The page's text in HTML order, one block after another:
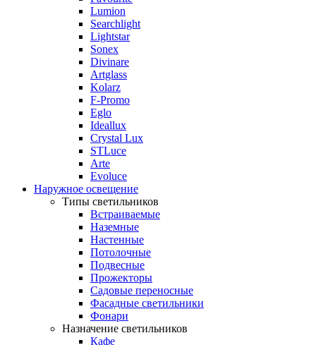
Lumion
Searchlight
Lightstar
Sonex
Divinare
Artglass
Kolarz
F-Promo
Eglo
Ideallux
Crystal Lux
STLuce
Arte
Evoluce
Наружное освещение
Типы светильников
Встраиваемые
Наземные
Настенные
Потолочные
Подвесные
Прожекторы
Садовые переносные
Фасадные светильники
Фонари
Назначение светильников
Кафе